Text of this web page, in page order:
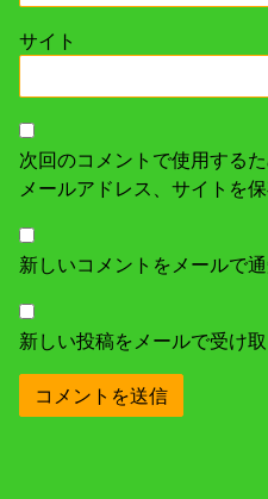
サイト
次回のコメントで使用する
メールアドレス、サイトを保
新しいコメントをメールで
新しい投稿をメールで受け